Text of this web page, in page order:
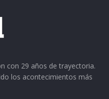
con 29 años de trayectoria.
los acontecimientos más